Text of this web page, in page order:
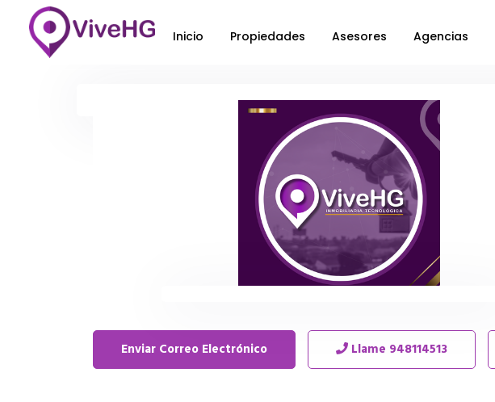
Inicio Propiedades Asesores Agencias
Enviar Correo Electrónico Llame 948114513